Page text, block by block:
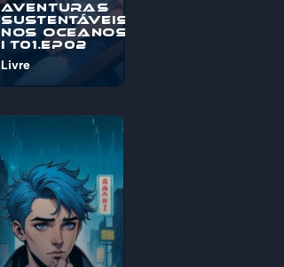
Aventuras
Sustentáveis
nos Oceanos
I T01.EP02
Livre
Bem-vindo à
Sustentáveis nos
jornada épica
pelos mistérios e
maravi...